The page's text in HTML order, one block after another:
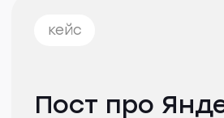
ПромоСтраницы решают их проблему:
помогают прогреть статьями тех, кто
и собрать всю нужную фактуру.